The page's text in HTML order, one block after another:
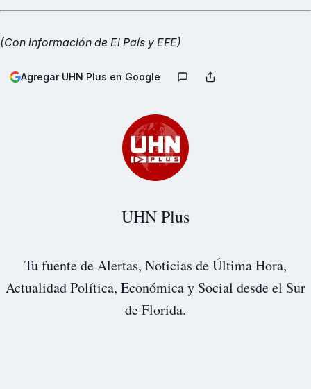
(Con información de El País y EFE)
Agregar UHN Plus en Google
UHN Plus
Tu fuente de Alertas, Noticias de Última Hora,
Actualidad Política, Económica y Social desde el Sur
de Florida.